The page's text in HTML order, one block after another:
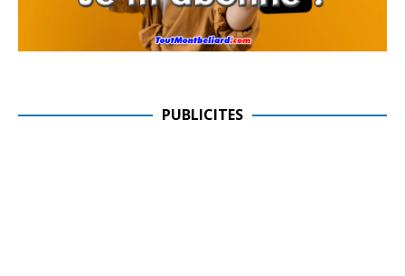
PUBLICITES